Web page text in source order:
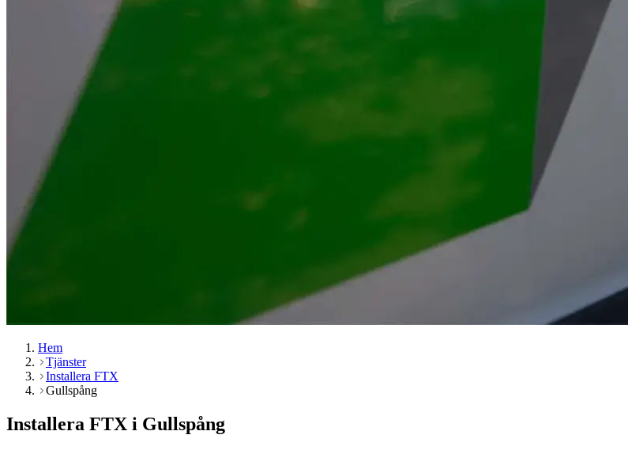
Hem
Tjänster
Installera FTX
Gullspång
Installera FTX i Gullspång